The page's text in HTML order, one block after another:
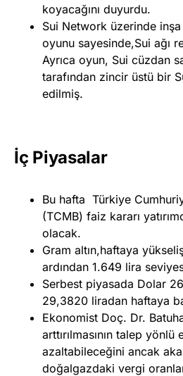
koyacağını duyurdu.
Sui Network üzerinde
oyunu sayesinde,Sui ağı
Ayrıca oyun, Sui cüzdan
tarafından zincir üstü bir
edilmiş.
İç Piyasalar
Bu hafta Türkiye
(TCMB) faiz kararı
olacak.
Gram altın,haftaya
ardından 1.649 lira
Serbest piyasada Dolar
29,3820 liradan haftaya
Ekonomist Doç. Dr.
arttırılmasının talep yönlü
azaltabileceğini ancak
doğalgazdaki vergi